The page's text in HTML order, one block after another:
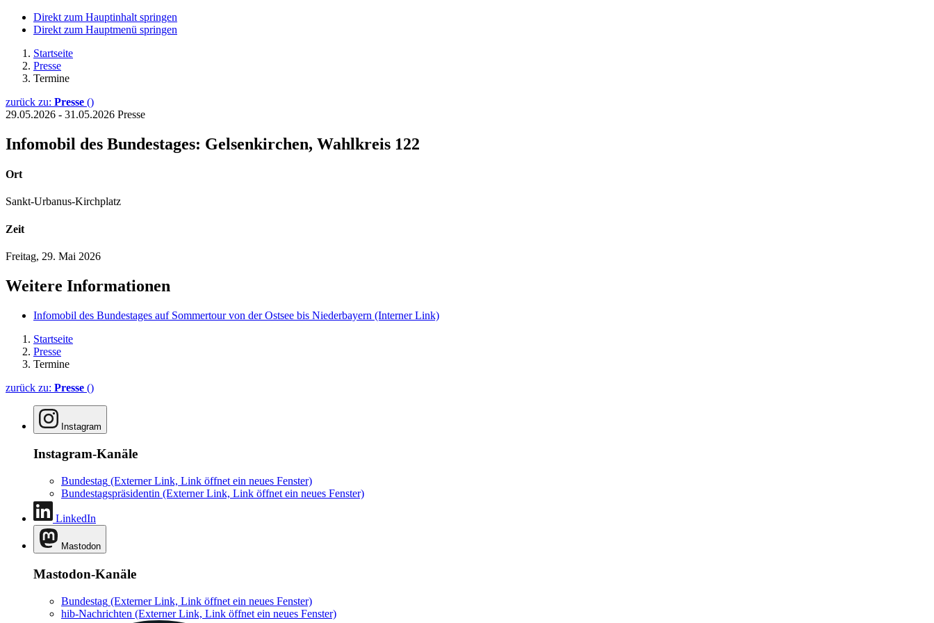
Direkt zum Hauptinhalt springen
Direkt zum Hauptmenü springen
Startseite
Presse
Termine
zurück zu: Presse ()
29.05.2026 - 31.05.2026 Presse
Infomobil des Bundestages: Gelsenkirchen, Wahlkreis 122
Ort
Sankt-Urbanus-Kirchplatz
Zeit
Freitag, 29. Mai 2026
Weitere Informationen
Infomobil des Bundestages auf Sommertour von der Ostsee bis Niederbayern (Interner Link)
Startseite
Presse
Termine
zurück zu: Presse ()
Instagram
Instagram-Kanäle
Bundestag (Externer Link, Link öffnet ein neues Fenster)
Bundestagspräsidentin (Externer Link, Link öffnet ein neues Fenster)
LinkedIn
Mastodon
Mastodon-Kanäle
Bundestag (Externer Link, Link öffnet ein neues Fenster)
hib-Nachrichten (Externer Link, Link öffnet ein neues Fenster)